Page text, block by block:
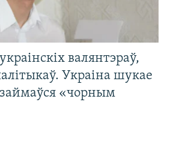
валянтэраў,
Украіна шукае
займаўся «чорным